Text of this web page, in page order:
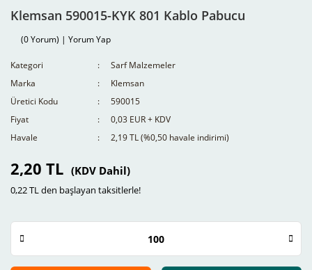
Klemsan 590015-KYK 801 Kablo Pabucu
(0 Yorum) | Yorum Yap
Kategori
Sarf Malzemeler
Marka
Klemsan
Üretici Kodu
590015
Fiyat
0,03 EUR + KDV
Havale
2,19 TL (%0,50 havale indirimi)
2,20 TL (KDV Dahil)
0,22 TL den başlayan taksitlerle!